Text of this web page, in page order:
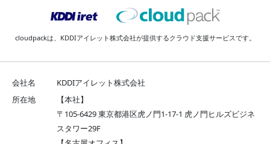
cloudpackは、 KDDIアイレット株式会社が提供するクラウド支援サービスです。
会社名
KDDIアイレット株式会社
所在地
【本社】
〒105-6429 東京都港区虎ノ門1-17-1 虎ノ門ヒルズビジネ
スタワー29F